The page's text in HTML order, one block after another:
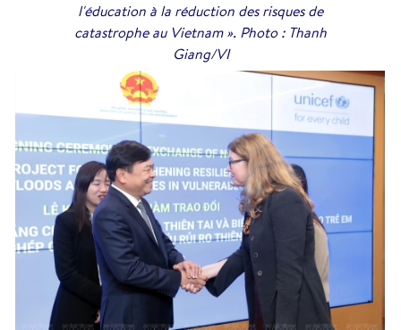
l'éducation à la réduction des risques de
catastrophe au Vietnam ». Photo : Thanh
Giang/VI